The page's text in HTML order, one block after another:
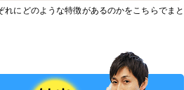
にどのような特徴があるのかをこちらでまと